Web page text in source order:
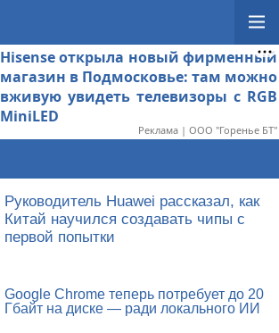
Hisense открыла новый фирменный
магазин в Подмосковье: там можно
вживую увидеть телевизоры с RGB
MiniLED
Реклама | ООО "Горенье БТ"
Руководитель Huawei рассказал, как
Китай научился создавать чипы с
первой попытки
Google Chrome теперь потребует до 20
Гбайт на диске — ради локального ИИ